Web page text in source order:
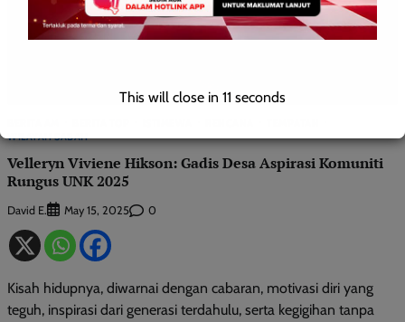
WILAYAH SABAH
Velleryn Viviene Hikson: Gadis Desa Aspirasi Komuniti
Rungus UNK 2025
David E. May 15, 2025 0
Kisah hidupnya, diwarnai dengan cabaran, motivasi diri yang
teguh, inspirasi dari generasi terdahulu, serta kegigihan tanpa
This will close in 10 seconds